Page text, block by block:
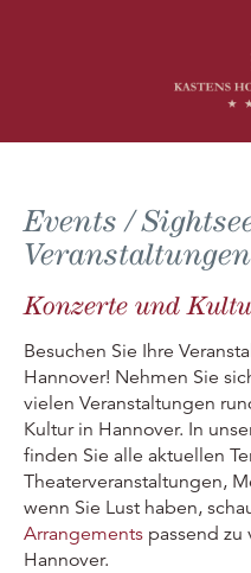
Events /
Konzerte und
Besuchen Sie Ihre
Hannover! Nehmen Sie
vielen Veranstaltungen
Kultur in Hannover. In
finden Sie alle aktuellen
Theaterveranstaltungen,
wenn Sie Lust haben,
Arrangements passend zu
Hannover.